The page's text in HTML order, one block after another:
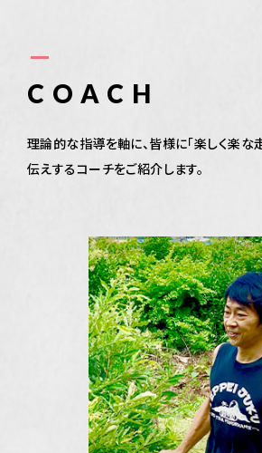
COACH
理論的な指導を軸に、皆様に「楽しく楽な
伝えするコーチをご紹介します。